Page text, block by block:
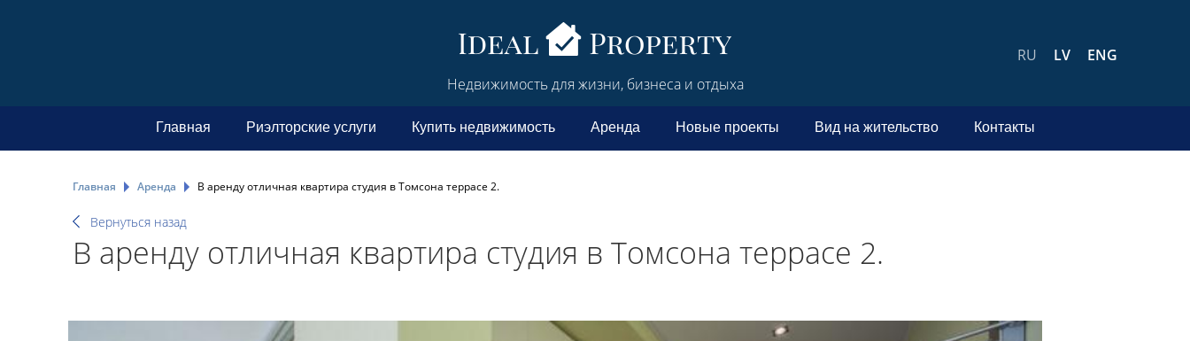
Недвижимость для жизни, бизнеса и отдыха
RU LV ENG
Главная Риэлторские услуги Купить недвижимость Аренда Новые проекты Вид на жительство Контакты
Главная Аренда В аренду отличная квартира студия в Томсона террасе 2.
Вернуться назад
В аренду отличная квартира студия в Томсона террасе 2.